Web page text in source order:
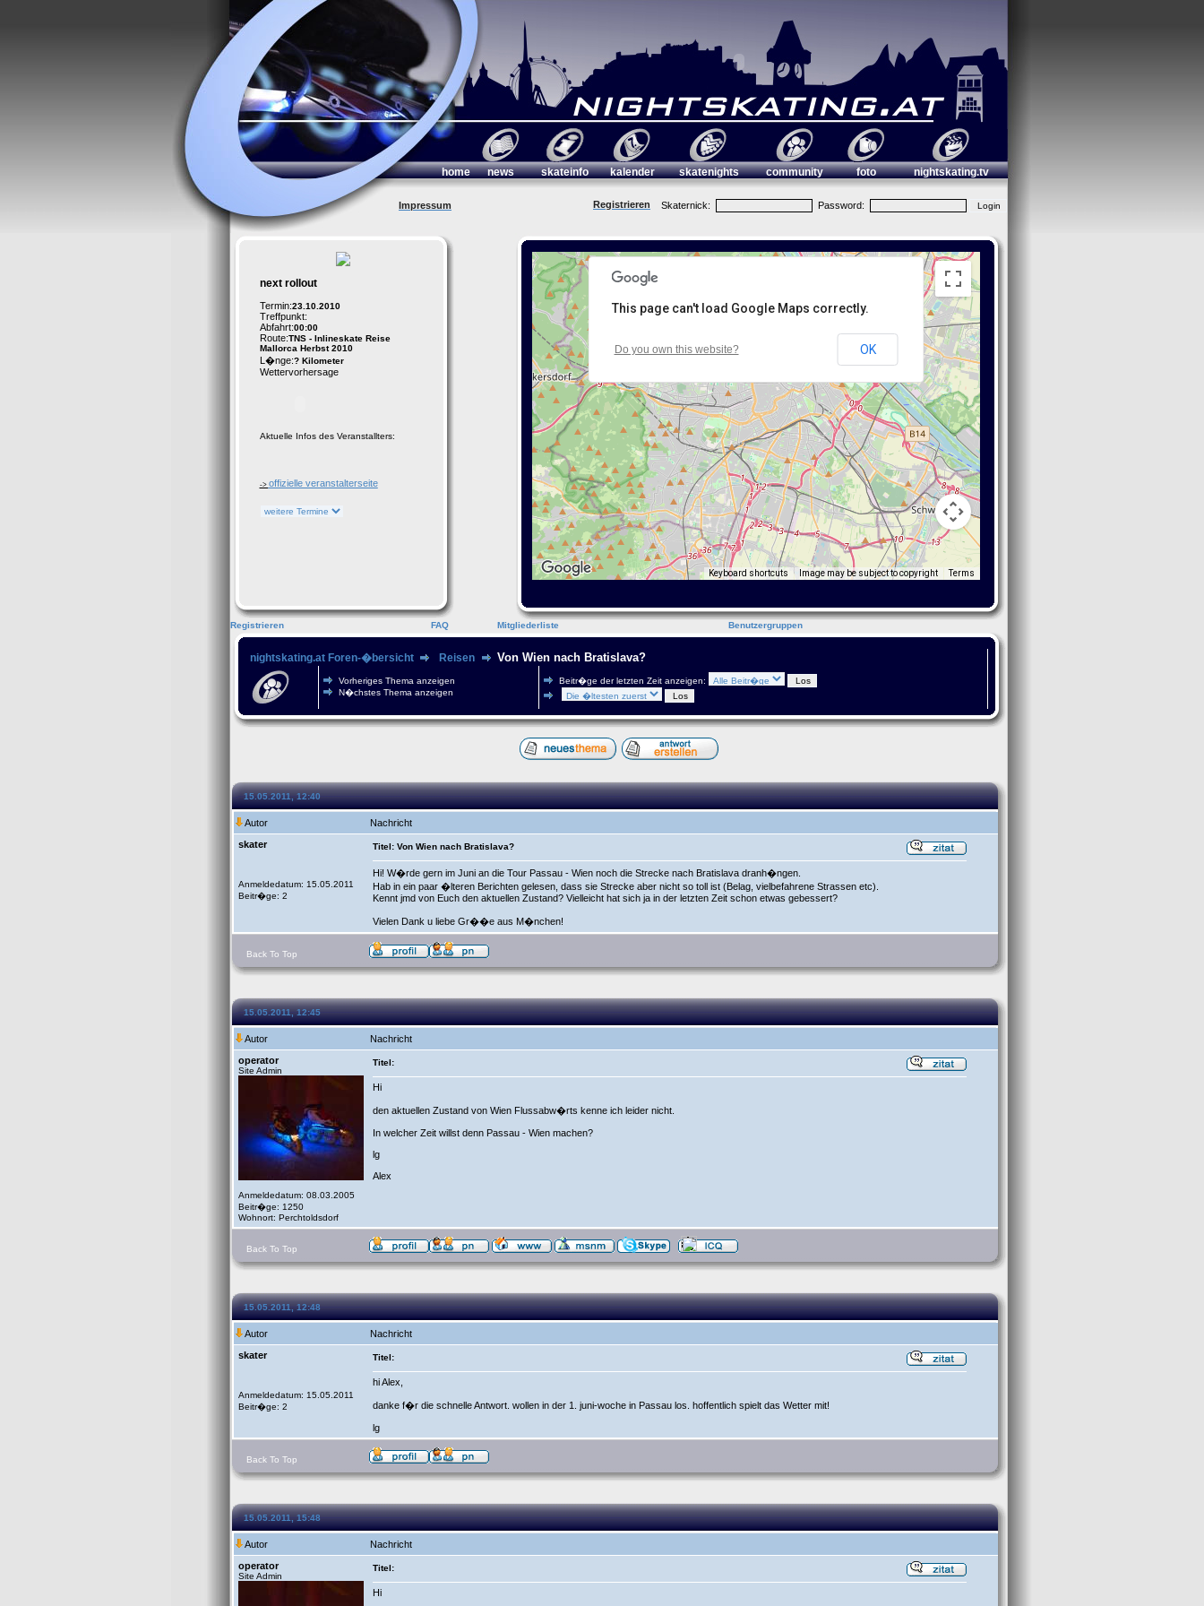
home news skateinfo kalender skatenights community foto nightskating.tv
Impressum Registrieren Skaternick: Password:
next rollout
Termin:23.10.2010
Treffpunkt:
Abfahrt:00:00
Route:TNS - Inlineskate Reise
Mallorca Herbst 2010
L�nge:? Kilometer
Wettervorhersage
Aktuelle Infos des Veranstallters:
-> offizielle veranstalterseite
Keyboard shortcuts Image may be subject to copyright Terms
This page can't load Google Maps correctly.
Do you own this website? OK
Registrieren FAQ Mitgliederliste Benutzergruppen
nightskating.at Foren-�bersicht Reisen Von Wien nach Bratislava?
Vorheriges Thema anzeigen
N�chstes Thema anzeigen
Beitr�ge der letzten Zeit anzeigen:
15.05.2011, 12:40
Autor
Nachricht
skater
Anmeldedatum: 15.05.2011
Beitr�ge: 2
Titel: Von Wien nach Bratislava?
Hi! W�rde gern im Juni an die Tour Passau - Wien noch die Strecke nach Bratislava dranh�ngen.
Hab in ein paar �lteren Berichten gelesen, dass sie Strecke aber nicht so toll ist (Belag, vielbefahrene Strassen etc).
Kennt jmd von Euch den aktuellen Zustand? Vielleicht hat sich ja in der letzten Zeit schon etwas gebessert?
Vielen Dank u liebe Gr��e aus M�nchen!
Back To Top
15.05.2011, 12:45
Autor
Nachricht
operator
Site Admin
Anmeldedatum: 08.03.2005
Beitr�ge: 1250
Wohnort: Perchtoldsdorf
Titel:
Hi
den aktuellen Zustand von Wien Flussabw�rts kenne ich leider nicht.
In welcher Zeit willst denn Passau - Wien machen?
lg
Alex
Back To Top
15.05.2011, 12:48
Autor
Nachricht
skater
Anmeldedatum: 15.05.2011
Beitr�ge: 2
Titel:
hi Alex,
danke f�r die schnelle Antwort. wollen in der 1. juni-woche in Passau los. hoffentlich spielt das Wetter mit!
lg
Back To Top
15.05.2011, 15:48
Autor
Nachricht
operator
Site Admin
Titel:
Hi